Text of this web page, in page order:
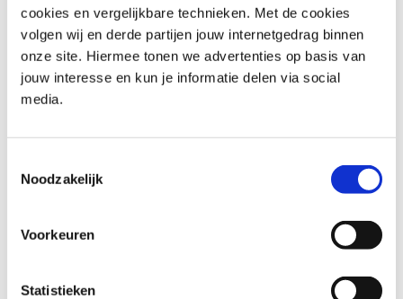
cookies en vergelijkbare technieken. Met de cookies
volgen wij en derde partijen jouw internetgedrag binnen
onze site. Hiermee tonen we advertenties op basis van
jouw interesse en kun je informatie delen via social
media.
Noodzakelijk
Voorkeuren
Statistieken
Phone number
United
States
+1
Company name